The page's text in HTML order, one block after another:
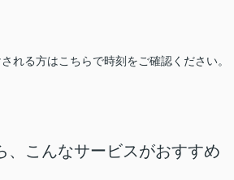
れる方はこちらで時刻をご確認ください。
、こんなサービスがおすすめ